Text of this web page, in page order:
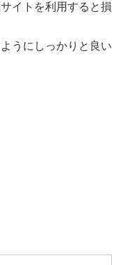
イトを利用すると損
うにしっかりと良い